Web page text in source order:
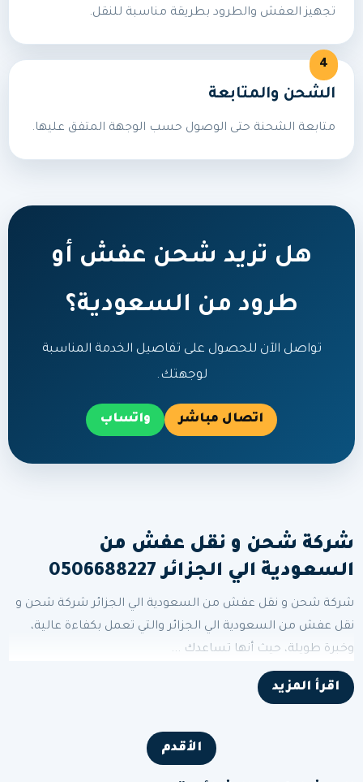
تجهيز العفش والطرود بطريقة مناسبة للنقل.
الشحن والمتابعة
متابعة الشحنة حتى الوصول حسب الوجهة المتفق عليها.
هل تريد شحن عفش أو
طرود من السعودية؟
تواصل الآن للحصول على تفاصيل الخدمة المناسبة
لوجهتك.
اتصال مباشر واتساب
شركة شحن و نقل عفش من
السعودية الي الجزائر 0506688227
شركة شحن و نقل عفش من السعودية الي الجزائر شركة شحن و
نقل عفش من السعودية الي الجزائر والتي تعمل بكفاءة عالية،
وخبرة طويلة، حيث أنها تساعدك ...
اقرأ المزيد
الأقدم